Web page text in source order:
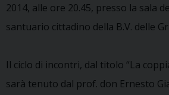
2014, alle ore 20.45, presso la sala
santuario cittadino della B.V. delle
Il ciclo di incontri, dal titolo “La
sarà tenuto dal prof. don Ernesto